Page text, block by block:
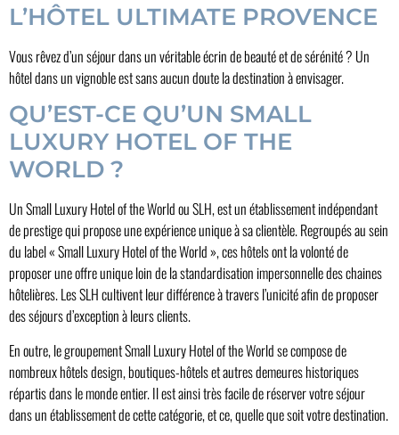
L’HÔTEL ULTIMATE PROVENCE
Vous rêvez d’un séjour dans un véritable écrin de beauté et de sérénité ? Un
hôtel dans un vignoble est sans aucun doute la destination à envisager.
QU’EST-CE QU’UN SMALL
LUXURY HOTEL OF THE
WORLD ?
Un Small Luxury Hotel of the World ou SLH, est un établissement indépendant
de prestige qui propose une expérience unique à sa clientèle. Regroupés au sein
du label « Small Luxury Hotel of the World », ces hôtels ont la volonté de
proposer une offre unique loin de la standardisation impersonnelle des chaines
hôtelières. Les SLH cultivent leur différence à travers l’unicité afin de proposer
des séjours d’exception à leurs clients.
En outre, le groupement Small Luxury Hotel of the World se compose de
nombreux hôtels design, boutiques-hôtels et autres demeures historiques
répartis dans le monde entier. Il est ainsi très facile de réserver votre séjour
dans un établissement de cette catégorie, et ce, quelle que soit votre destination.